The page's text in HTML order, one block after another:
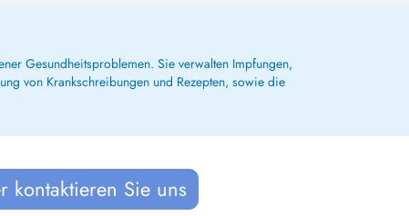
Gesundheitsproblemen. Sie verwalten Impfungen,
von Krankschreibungen und Rezepten, sowie die
kontaktieren Sie uns